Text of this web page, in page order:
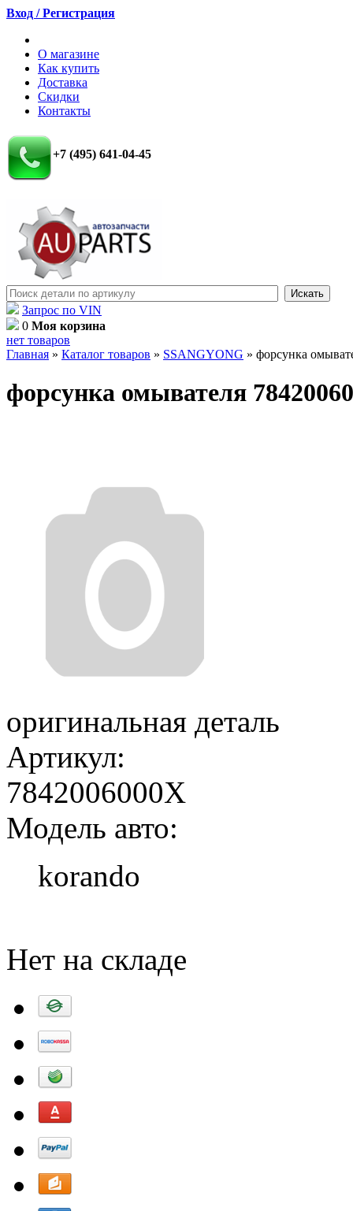
Вход / Регистрация
О магазине
Как купить
Доставка
Скидки
Контакты
+7 (495) 641-04-45
Запрос по VIN
0 Моя корзина
нет товаров
Главная » Каталог товаров » SSANGYONG » форсунка
форсунка омывателя
оригинальная деталь
Артикул:
7842006000X
Модель авто:
korando
Нет на складе